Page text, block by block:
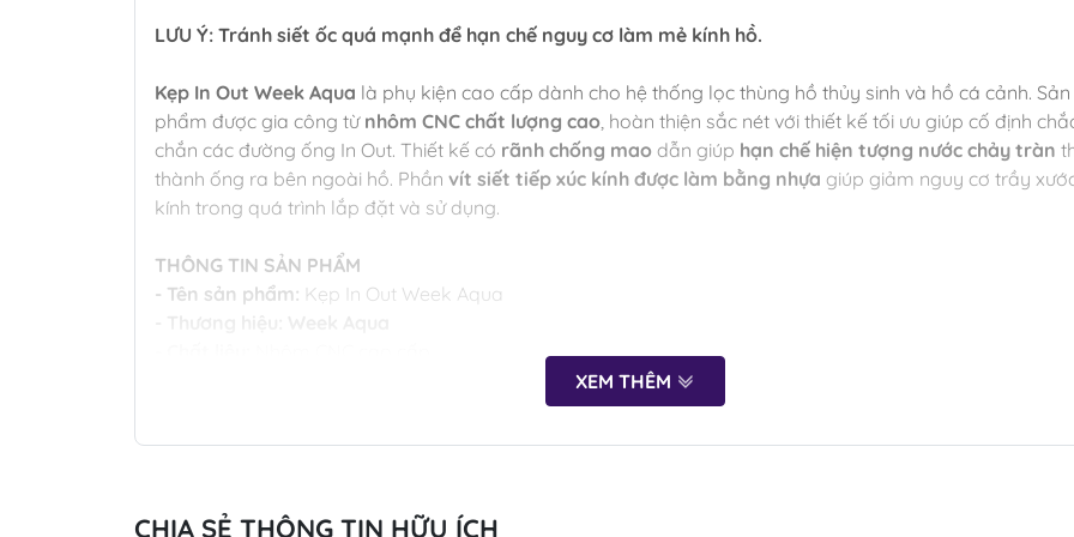
LƯU Ý: Tránh siết ốc quá mạnh để hạn chế nguy cơ làm mẻ kính hồ.
Kẹp In Out Week Aqua là phụ kiện cao cấp dành cho hệ thống lọc thùng hồ thủy sinh và hồ cá cảnh. Sản
phẩm được gia công từ nhôm CNC chất lượng cao, hoàn thiện sắc nét với thiết kế tối ưu giúp cố định
chắn các đường ống In Out. Thiết kế có rãnh chống mao dẫn giúp hạn chế hiện tượng nước chảy tràn
thành ống ra bên ngoài hồ. Phần vít siết tiếp xúc kính được làm bằng nhựa giúp giảm nguy cơ trầy
kính trong quá trình lắp đặt và sử dụng.
THÔNG TIN SẢN PHẨM
- Tên sản phẩm: Kẹp In Out Week Aqua
Cố định ống In Out cho hệ thống lọc thùng
- Fi12:Dùng cho ống fi10-fi12, phù hợp kính dày 5-10mm
XEM THÊM
CHIA SẺ THÔNG TIN HỮU ÍCH